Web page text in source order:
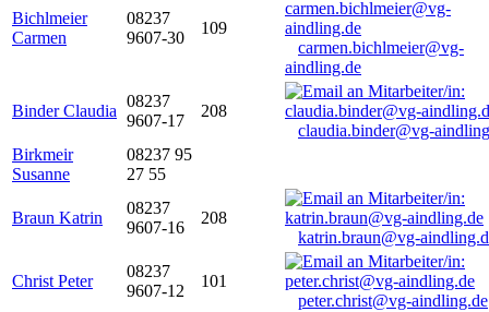
Bichlmeier
Carmen
08237
9607-30
109
carmen.bichlmeier@vg-
aindling.de
Binder Claudia
08237
9607-17
208
claudia.binder@vg-
Birkmeir
Susanne
08237 95
27 55
Braun Katrin
08237
9607-16
208
katrin.braun@vg-
Christ Peter
08237
9607-12
101
peter.christ@vg-aindling.de